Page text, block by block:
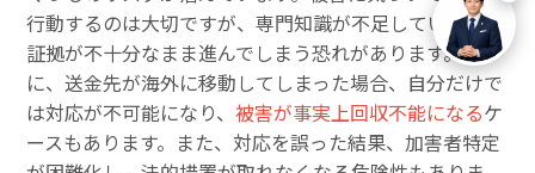
行動するのは大切ですが、専門知識が不足していると、
証拠が不十分なまま進んでしまう恐れがあります。特
に、送金先が海外に移動してしまった場合、自分だけで
は対応が不可能になり、被害が事実上回収不能になるケ
ースもあります。また、対応を誤った結果、加害者特定